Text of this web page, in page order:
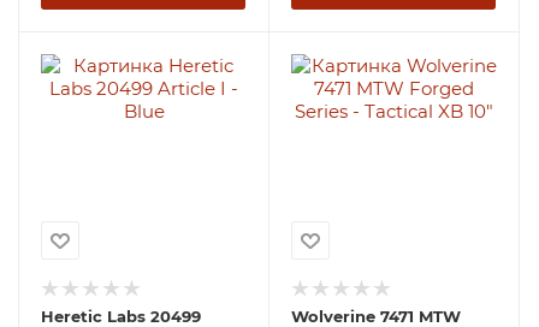
Heretic Labs 20499
Wolverine 7471 MTW